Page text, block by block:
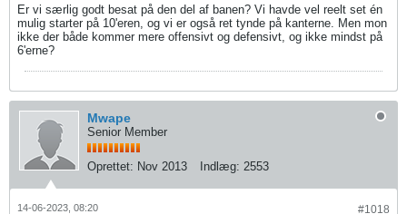
Er vi særlig godt besat på den del af banen? Vi havde vel reelt set én
mulig starter på 10'eren, og vi er også ret tynde på kanterne. Men mon
ikke der både kommer mere offensivt og defensivt, og ikke mindst på
6'erne?
Mwape
Senior Member
Oprettet: Nov 2013 Indlæg: 2553
#1018
14-06-2023, 08:20